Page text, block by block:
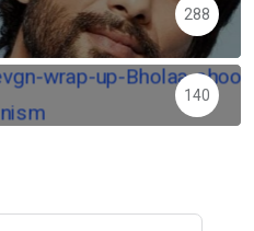
288
140